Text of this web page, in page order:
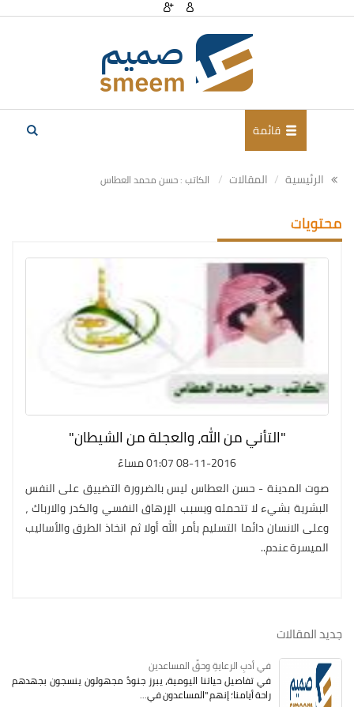
قائمة
الرئيسية المقالات الكاتب : حسن محمد العطاس
محتويات
"التأني من الله، والعجلة من الشيطان"
08-11-2016 01:07 مساءً
صوت المدينة - حسن العطاس ليس بالضرورة التضييق على النفس
البشرية بشيء لا تتحمله ويسبب الإرهاق النفسي والكدر والارباك ،
وعلى الانسان دائما التسليم بأمر الله أولا ثم اتخاذ الطرق والأساليب
الميسرة عندم..
جديد المقالات
في أدبِ الرعايةِ وحقِّ المساعدين
في تفاصيل حياتنا اليومية، يبرز جنودٌ مجهولون ينسجون بجهدهم
راحة أيامنا؛ إنهم "المساعدون في...